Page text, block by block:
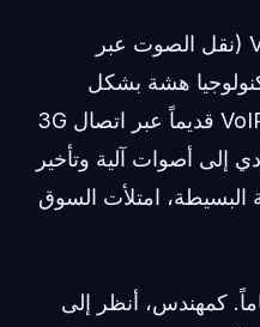
في البدايات الأولى لتقنية VoIP (نقل الصوت عبر
هشة بشكل
ملحوظ. إذا استخدمت نظام VoIP قديماً عبر اتصال 3G
إلى أصوات آلية وتأخير
البسيطة، امتلأت السوق
كمهندس، أنظر إلى